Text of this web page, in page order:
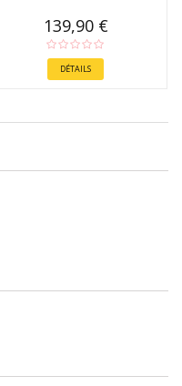
139,90 €
DÉTAILS